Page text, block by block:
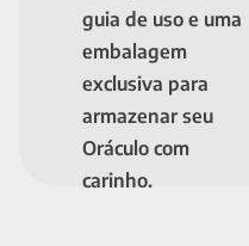
guia de uso e uma
embalagem
exclusiva para
armazenar seu
Oráculo com
carinho.